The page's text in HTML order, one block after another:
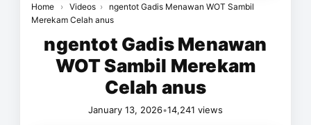
Home › Videos ›
ngentot Gadis Menawan WOT Sambil
Merekam Celah anus
ngentot Gadis Menawan
WOT Sambil Merekam
Celah anus
January 13, 2026•14,241 views